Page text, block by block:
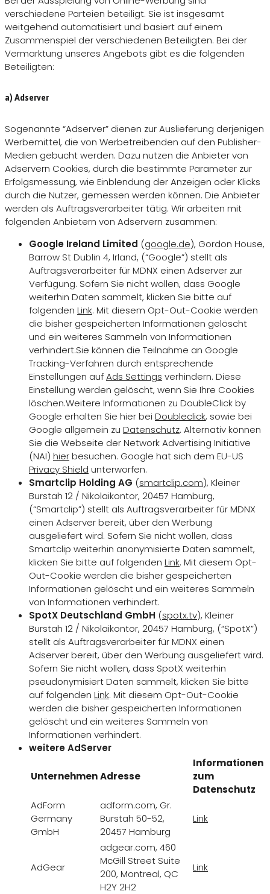
verschiedene Parteien beteiligt. Sie ist insgesamt
weitgehend automatisiert und basiert auf einem
Zusammenspiel der verschiedenen Beteiligten. Bei der
Vermarktung unseres Angebots gibt es die folgenden
Beteiligten:
a) Adserver
Sogenannte “Adserver” dienen zur Auslieferung derjenigen
Werbemittel, die von Werbetreibenden auf den Publisher-
Medien gebucht werden. Dazu nutzen die Anbieter von
Adservern Cookies, durch die bestimmte Parameter zur
Erfolgsmessung, wie Einblendung der Anzeigen oder Klicks
durch die Nutzer, gemessen werden können. Die Anbieter
werden als Auftragsverarbeiter tätig. Wir arbeiten mit
folgenden Anbietern von Adservern zusammen:
Google Ireland Limited (google.de), Gordon House,
Barrow St Dublin 4, Irland, (“Google”) stellt als
Auftragsverarbeiter für MDNX einen Adserver zur
Verfügung. Sofern Sie nicht wollen, dass Google
weiterhin Daten sammelt, klicken Sie bitte auf
folgenden Link. Mit diesem Opt-Out-Cookie werden
die bisher gespeicherten Informationen gelöscht
und ein weiteres Sammeln von Informationen
verhindert.Sie können die Teilnahme an Google
Tracking-Verfahren durch entsprechende
Einstellungen aufAds Settings verhindern. Diese
Einstellung werden gelöscht, wenn Sie Ihre Cookies
löschen.Weitere Informationen zu DoubleClick by
Google erhalten Sie hier bei Doubleclick, sowie bei
Google allgemein zu Datenschutz. Alternativ können
Sie die Webseite der Network Advertising Initiative
(NAI) hierbesuchen. Google hat sich dem EU-US
Privacy Shield unterworfen.
Smartclip Holding AG (smartclip.com), Kleiner
Burstah 12 / Nikolaikontor, 20457 Hamburg,
(“Smartclip”) stellt als Auftragsverarbeiter für MDNX
einen Adserver bereit, über den Werbung
ausgeliefert wird. Sofern Sie nicht wollen, dass
Smartclip weiterhin anonymisierte Daten sammelt,
klicken Sie bitte auf folgenden Link. Mit diesem Opt-
Out-Cookie werden die bisher gespeicherten
Informationen gelöscht und ein weiteres Sammeln
von Informationen verhindert.
SpotX Deutschland GmbH (spotx.tv), Kleiner
Burstah 12 / Nikolaikontor, 20457 Hamburg, (“SpotX”)
stellt als Auftragsverarbeiter für MDNX einen
Adserver bereit, über den Werbung ausgeliefert wird.
Sofern Sie nicht wollen, dass SpotX weiterhin
pseudonymisiert Daten sammelt, klicken Sie bitte
auf folgenden Link. Mit diesem Opt-Out-Cookie
werden die bisher gespeicherten Informationen
gelöscht und ein weiteres Sammeln von
Informationen verhindert.
weitere AdServer
UnternehmenAdresse
Informationen
zum
Datenschutz
AdForm
Germany
GmbH
adform.com, Gr.
Burstah 50-52,
20457 Hamburg
Link
AdGear
adgear.com, 460
McGill Street Suite
200, Montreal, QC
H2Y 2H2
Link